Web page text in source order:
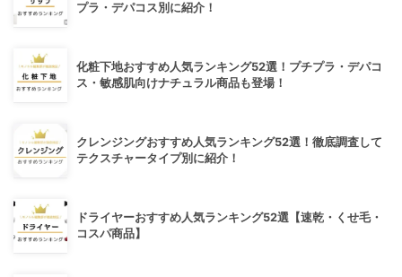
プラ・デパコス別に紹介！
化粧下地おすすめ人気ランキング52選！プチプラ・デパコ
ス・敏感肌向けナチュラル商品も登場！
クレンジングおすすめ人気ランキング52選！徹底調査して
テクスチャータイプ別に紹介！
ドライヤーおすすめ人気ランキング52選【速乾・くせ毛・
コスパ商品】